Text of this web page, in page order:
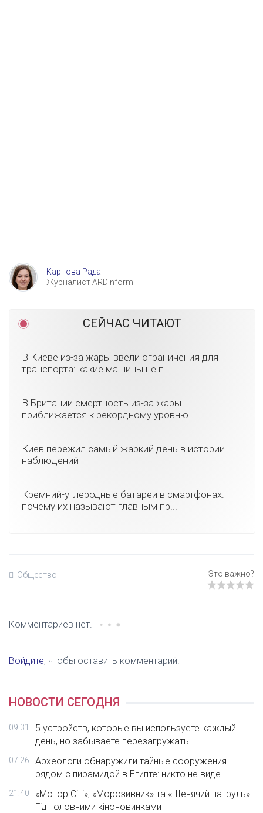
Карпова Рада
Журналист ARDinform
СЕЙЧАС ЧИТАЮТ
В Киеве из-за жары ввели ограничения для
транспорта: какие машины не п...
В Британии смертность из-за жары
приближается к рекордному уровню
Киев пережил самый жаркий день в истории
наблюдений
Кремний-углеродные батареи в смартфонах:
почему их называют главным пр...
Общество
Комментариев нет.
Войдите, чтобы оставить комментарий.
НОВОСТИ СЕГОДНЯ
09:31
5 устройств, которые вы используете каждый
день, но забываете перезагружать
07:26
Археологи обнаружили тайные сооружения
рядом с пирамидой в Египте: никто не виде...
21:40
«Мотор Сіті», «Морозивник» та «Щенячий патруль»:
Гід головними кіноновинками